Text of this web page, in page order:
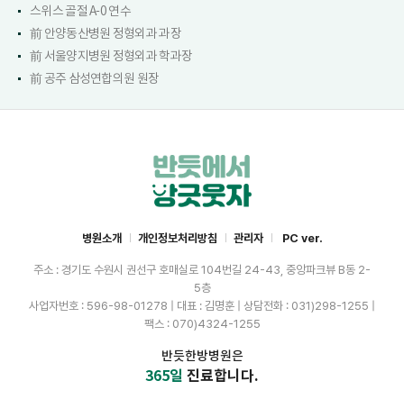
스위스 골절 A-0 연수
前 안양동산병원 정형외과 과장
前 서울양지병원 정형외과 학과장
前 공주 삼성연합의원 원장
병원소개 개인정보처리방침 관리자 PC ver.
주소 : 경기도 수원시 권선구 호매실로 104번길 24-43, 중앙파크뷰 B동 2-
5층
사업자번호 : 596-98-01278 | 대표 : 김명훈 | 상담전화 : 031)298-1255 |
팩스 : 070)4324-1255
반듯한방병원은
365일 진료합니다.